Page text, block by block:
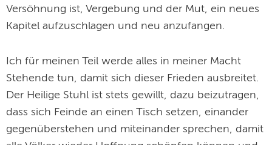
Versöhnung ist, Vergebung und der Mut, ein neues
Kapitel aufzuschlagen und neu anzufangen.
Ich für meinen Teil werde alles in meiner Macht
Stehende tun, damit sich dieser Frieden ausbreitet.
Der Heilige Stuhl ist stets gewillt, dazu beizutragen,
dass sich Feinde an einen Tisch setzen, einander
gegenüberstehen und miteinander sprechen, damit